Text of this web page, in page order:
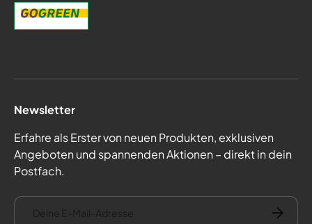
Newsletter
Erfahre als Erster von neuen Produkten, exklusiven
Angeboten und spannenden Aktionen – direkt in dein
Postfach.
E-Mail